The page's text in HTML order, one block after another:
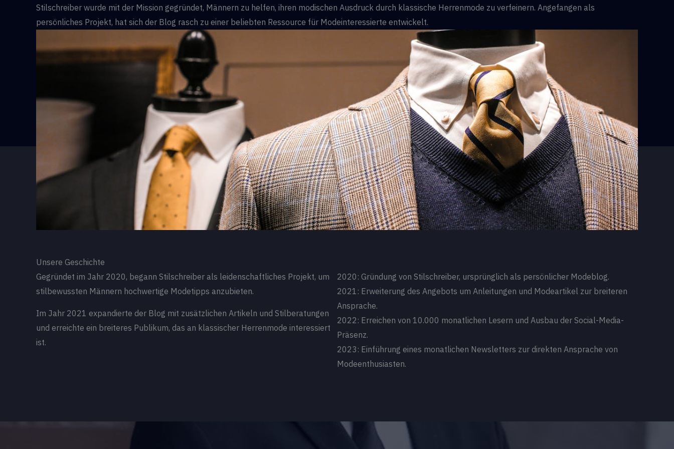
Stilschreiber wurde mit der Mission gegründet, Männern zu helfen, ihren modischen Ausdruck durch klassische Herrenmode zu verfeinern. Angefangen als
persönliches Projekt, hat sich der Blog rasch zu einer beliebten Ressource für Modeinteressierte entwickelt.
Unsere Geschichte
Gegründet im Jahr 2020, begann Stilschreiber als leidenschaftliches Projekt, um
stilbewussten Männern hochwertige Modetipps anzubieten.
Im Jahr 2021 expandierte der Blog mit zusätzlichen Artikeln und Stilberatungen
und erreichte ein breiteres Publikum, das an klassischer Herrenmode interessiert
ist.
2020: Gründung von Stilschreiber, ursprünglich als persönlicher Modeblog.
2021: Erweiterung des Angebots um Anleitungen und Modeartikel zur breiteren
Ansprache.
2022: Erreichen von 10.000 monatlichen Lesern und Ausbau der Social-Media-
Präsenz.
2023: Einführung eines monatlichen Newsletters zur direkten Ansprache von
Modeenthusiasten.